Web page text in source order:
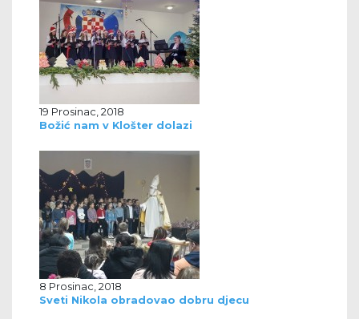
19 Prosinac, 2018
Božić nam v Klošter dolazi
8 Prosinac, 2018
Sveti Nikola obradovao dobru djecu